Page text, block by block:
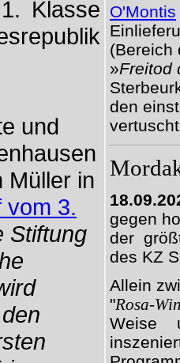
Klasse
und
Müller in
vom 3.
Stiftung
O'Montis
(Bereich
»Freitod
den
gegen
der
des KZ
Allein
"Rosa-
Weise